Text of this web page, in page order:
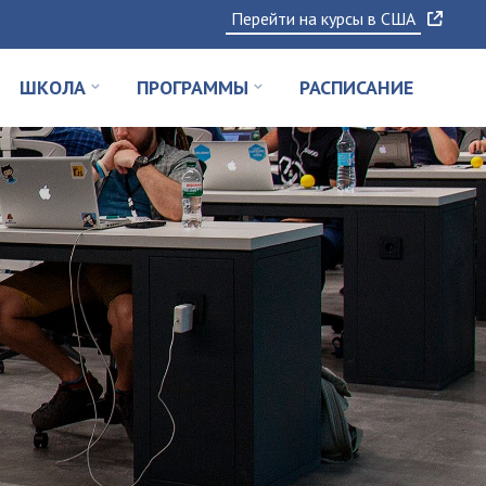
Перейти на курсы в США
ШКОЛА ПРОГРАММЫ РАСПИСАНИЕ